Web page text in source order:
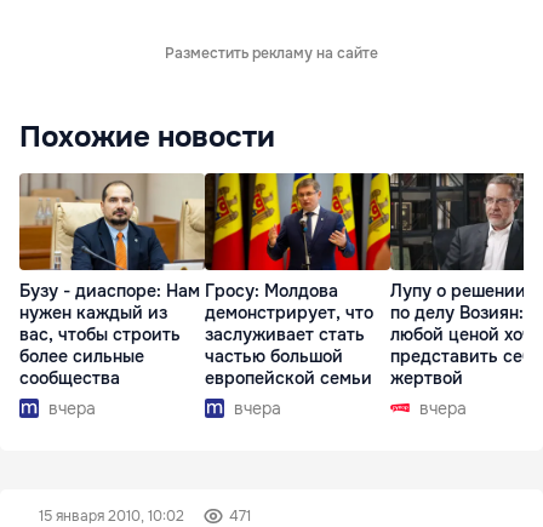
Разместить рекламу на сайте
Похожие новости
Бузу - диаспоре: Нам
нужен каждый из
вас, чтобы строить
более сильные
сообщества
вчера
Гросу: Молдова
демонстрирует, что
заслуживает стать
частью большой
европейской семьи
вчера
Лупу о решении
по делу Возиян:
любой ценой
представить себя
жертвой
вчера
15 января 2010, 10:02 471